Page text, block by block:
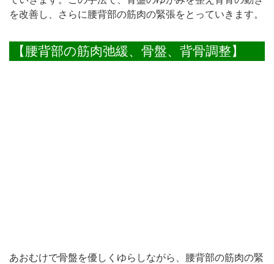
を改善し、さらに腰背部の筋肉の緊張をとっていきます。
【腰背部の筋肉弛緩、骨盤、背骨調整】
あおむけで骨盤を優しくゆらしながら、腰背部の筋肉の緊